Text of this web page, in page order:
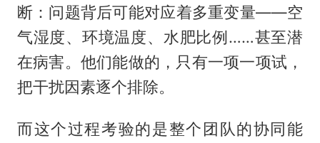
断：问题背后可能对应着多重变量——空
气湿度、环境温度、水肥比例……甚至潜
在病害。他们能做的，只有一项一项试，
把干扰因素逐个排除。
而这个过程考验的是整个团队的协同能